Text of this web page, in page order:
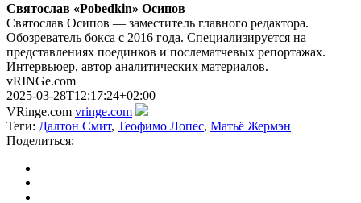
Святослав «Pobedkin» Осипов
Святослав Осипов — заместитель главного редактора.
Обозреватель бокса с 2016 года. Специализируется на
представлениях поединков и послематчевых репортажах.
Интервьюер, автор аналитических материалов.
vRINGe.com
2025-03-28T12:17:24+02:00
VRinge.com vringe.com
Теги: Далтон Смит, Теофимо Лопес, Матьё Жермэн
Поделиться: